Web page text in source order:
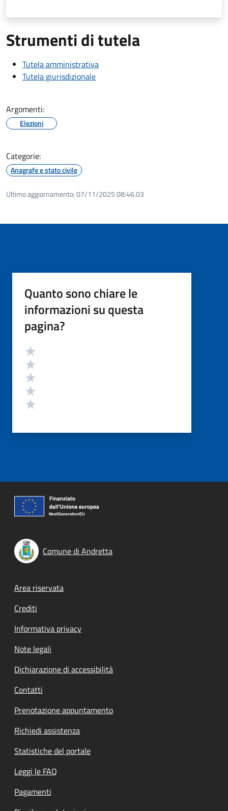
Strumenti di tutela
Tutela amministrativa
Tutela giurisdizionale
Argomenti:
Elezioni
Categorie:
Anagrafe e stato civile
Ultimo aggiornamento:07/11/2025 08:46.03
Quanto sono chiare le
informazioni su questa
pagina?
Valutazione
Comune di Andretta
Footer menu
Area riservata
Crediti
Informativa privacy
Note legali
Dichiarazione di accessibilità
Contatti
Prenotazione appuntamento
Richiedi assistenza
Statistiche del portale
Leggi le FAQ
Pagamenti